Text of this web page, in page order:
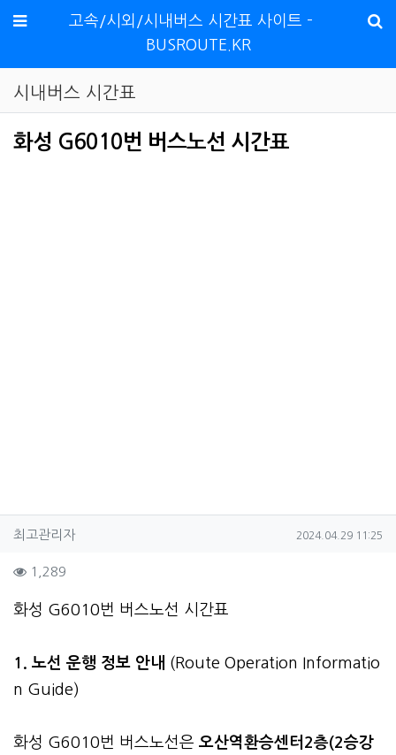
메뉴
고속/시외/시내버스 시간표 사이트 -
BUSROUTE.KR
시내버스 시간표
화성 G6010번 버스노선 시간표
작성자 정보
최고관리자작성 작성일
2024.04.29 11:25
컨텐츠 정보
1,289
본문
화성 G6010번 버스노선 시간표
1. 노선 운행 정보 안내 (Route Operation Informatio
n Guide)
화성 G6010번 버스노선은 오산역환승센터2층(2승강